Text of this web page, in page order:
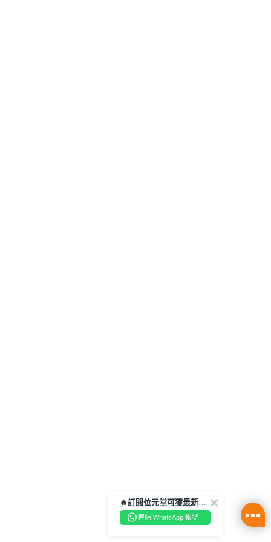
🔥訂閱位元堂可獲最新優惠及活動資訊🔥
連結 WhatsApp 帳號